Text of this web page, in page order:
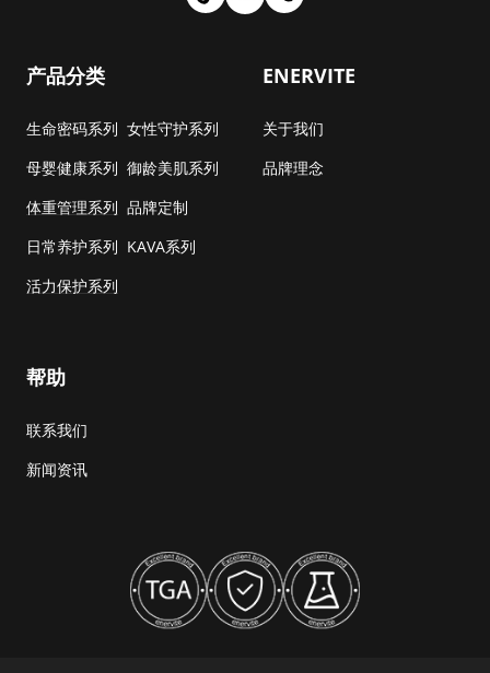
产品分类
生命密码系列
母婴健康系列
体重管理系列
日常养护系列
活力保护系列
女性守护系列
御龄美肌系列
品牌定制
KAVA系列
ENERVITE
关于我们
品牌理念
帮助
联系我们
新闻资讯